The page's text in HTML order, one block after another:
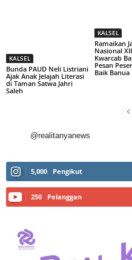
KALSEL
Bunda PAUD Neli Listriani
Ajak Anak Jelajah Literasi
di Taman Satwa Jahri
Saleh
KALSEL
Ramaikan
Nasional
Kwarcab
Pesan
Baik Banua
@realitanyanews
5,000 Pengikut
250 Pelanggan